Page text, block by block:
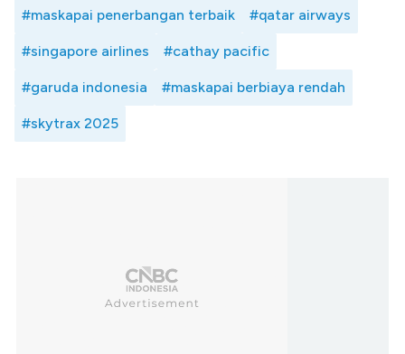
#maskapai penerbangan terbaik #qatar airways
#singapore airlines #cathay pacific
#garuda indonesia #maskapai berbiaya rendah
#skytrax 2025